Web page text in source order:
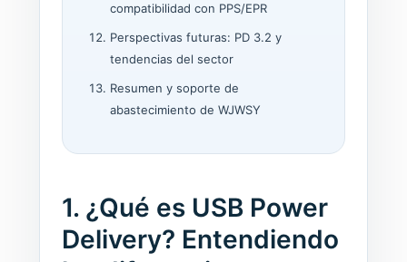
compatibilidad con PPS/EPR
Perspectivas futuras: PD 3.2 y
tendencias del sector
Resumen y soporte de
abastecimiento de WJWSY
1. ¿Qué es USB Power
Delivery? Entendiendo